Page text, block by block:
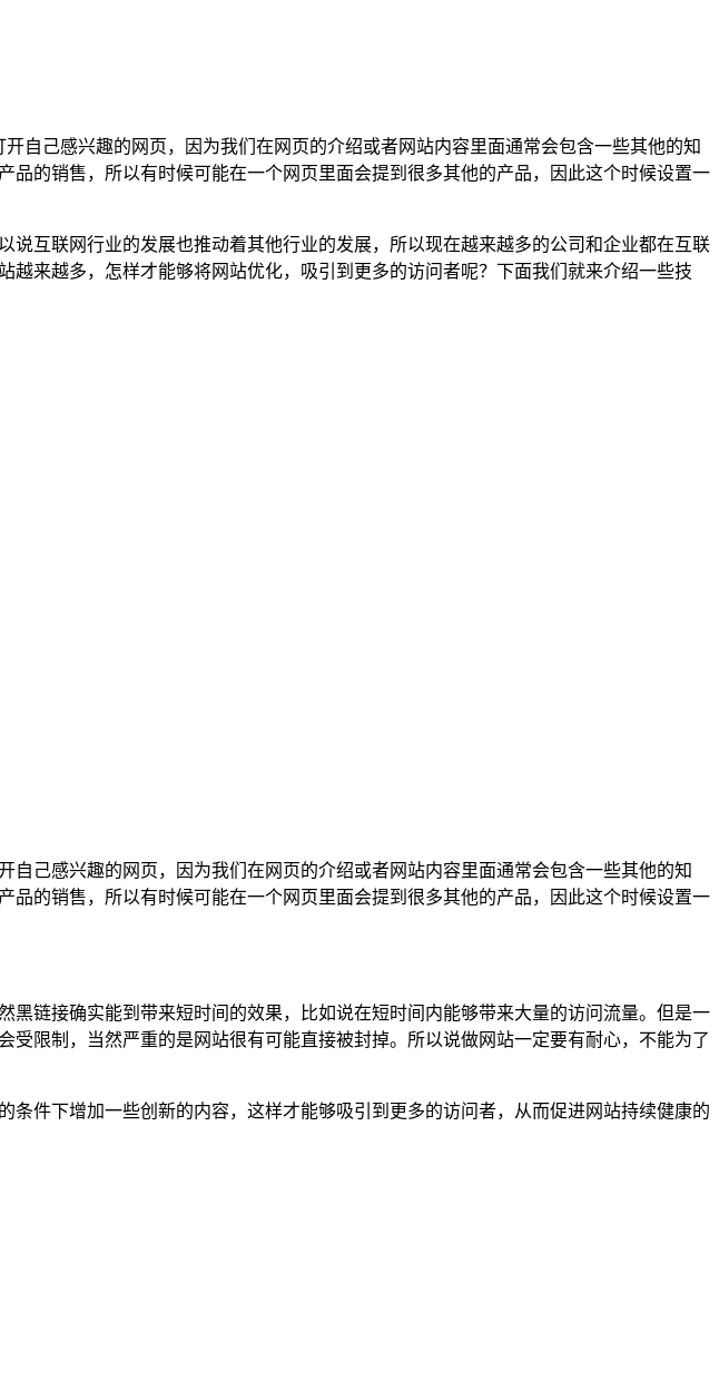
自己感兴趣的网页，因为我们在网页的介绍或者网站内容里面通常会包含一些其他的知
的销售，所以有时候可能在一个网页里面会提到很多其他的产品，因此这个时候设置一
互联网行业的发展也推动着其他行业的发展，所以现在越来越多的公司和企业都在互联
来越多，怎样才能够将网站优化，吸引到更多的访问者呢？下面我们就来介绍一些技
己感兴趣的网页，因为我们在网页的介绍或者网站内容里面通常会包含一些其他的知
的销售，所以有时候可能在一个网页里面会提到很多其他的产品，因此这个时候设置一
链接确实能到带来短时间的效果，比如说在短时间内能够带来大量的访问流量。但是一
限制，当然严重的是网站很有可能直接被封掉。所以说做网站一定要有耐心，不能为了
件下增加一些创新的内容，这样才能够吸引到更多的访问者，从而促进网站持续健康的